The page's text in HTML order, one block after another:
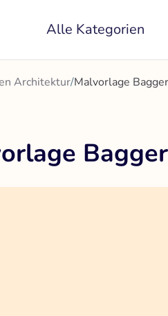
Alle Kategorien
Architektur/Malvorlage